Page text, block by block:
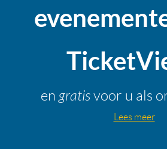
en gratisvoor u als
Lees meer